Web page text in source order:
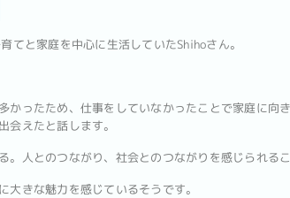
と家庭を中心に生活していたShihoさん。
ったため、仕事をしていなかったことで家庭に向
えたと話します。
。人とのつながり、社会とのつながりを感じられる
きな魅力を感じているそうです。